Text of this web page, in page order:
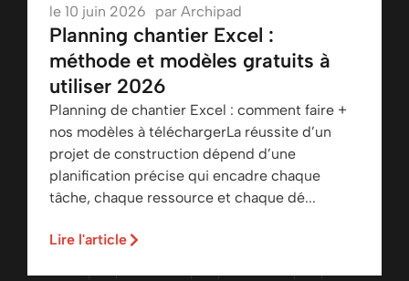
le 10 juin 2026 par Archipad
Planning chantier Excel :
méthode et modèles gratuits à
utiliser 2026
Planning de chantier Excel : comment faire +
nos modèles à téléchargerLa réussite d’un
projet de construction dépend d’une
planification précise qui encadre chaque
tâche, chaque ressource et chaque dé...
Lire l'article